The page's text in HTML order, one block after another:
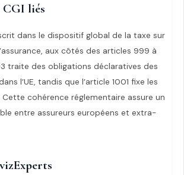
liés
dans le dispositif global de la taxe sur
aux côtés des articles 999 à
traite des obligations déclaratives des
l’UE, tandis que l’article 1001 fixe les
cohérence réglementaire assure un
entre assureurs européens et extra-